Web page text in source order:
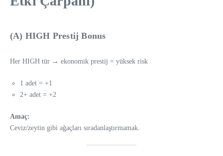
(A) HIGH Prestij Bonus
Her HIGH tür → ekonomik prestij = yüksek risk
1 adet = +1
2+ adet = +2
Amaç:
Ceviz/zeytin gibi ağaçları sıradanlaştırmamak.